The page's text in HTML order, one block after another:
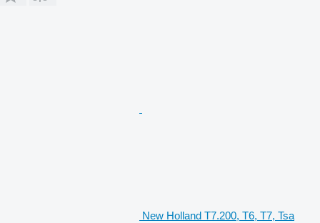
New Holland T7.200, T6, T7, Tsa